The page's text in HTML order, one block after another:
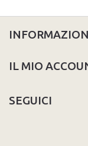
IL MIO
SEGUICI